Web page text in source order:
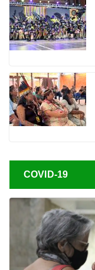
COVID-19